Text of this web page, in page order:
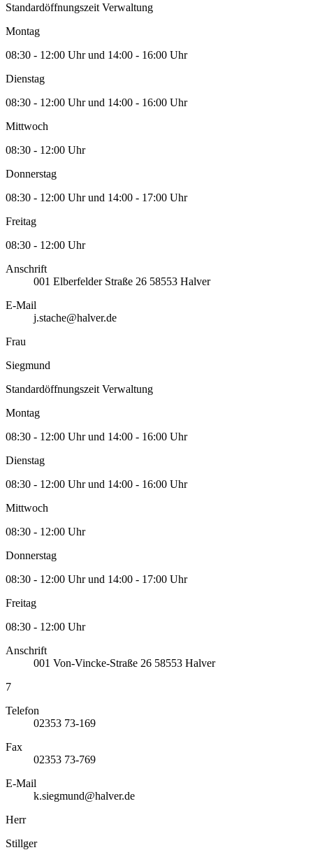
Standardöffnungszeit Verwaltung
Montag
08:30 - 12:00 Uhr und 14:00 - 16:00 Uhr
Dienstag
08:30 - 12:00 Uhr und 14:00 - 16:00 Uhr
Mittwoch
08:30 - 12:00 Uhr
Donnerstag
08:30 - 12:00 Uhr und 14:00 - 17:00 Uhr
Freitag
08:30 - 12:00 Uhr
Anschrift
001 Elberfelder Straße 26 58553 Halver
E-Mail
j.stache@halver.de
Frau
Siegmund
Standardöffnungszeit Verwaltung
Montag
08:30 - 12:00 Uhr und 14:00 - 16:00 Uhr
Dienstag
08:30 - 12:00 Uhr und 14:00 - 16:00 Uhr
Mittwoch
08:30 - 12:00 Uhr
Donnerstag
08:30 - 12:00 Uhr und 14:00 - 17:00 Uhr
Freitag
08:30 - 12:00 Uhr
Anschrift
001 Von-Vincke-Straße 26 58553 Halver
7
Telefon
02353 73-169
Fax
02353 73-769
E-Mail
k.siegmund@halver.de
Herr
Stillger